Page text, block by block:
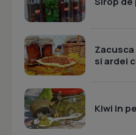
si ardei
Kiwi in